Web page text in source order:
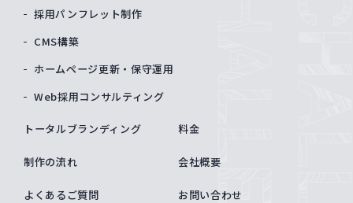
採用パンフレット制作
CMS構築
ホームページ更新・保守運用
Web採用コンサルティング
トータルブランディング 料金
制作の流れ 会社概要
よくあるご質問 お問い合わせ